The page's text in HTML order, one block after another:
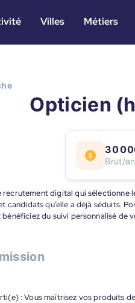
Villes Métiers
Opticien
30
Brut/an
recrutement digital qui sélectionne
candidats qu’elle a déjà séduits.
bénéficiez du suivi personnalisé de
: Vous maîtrisez vos produits